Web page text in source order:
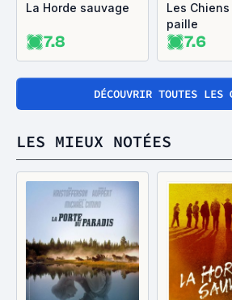
La Horde sauvage
7.8
Les Chiens
paille
7.6
DÉCOUVRIR TOUTES LES
LES MIEUX NOTÉES